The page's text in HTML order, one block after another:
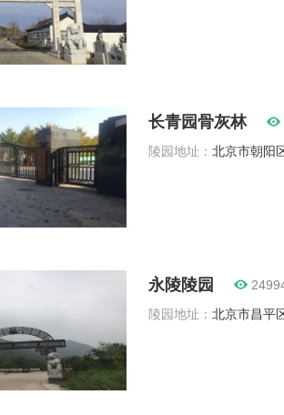
长青园骨灰林
陵园地址： 北京市朝阳
永陵陵园
陵园地址： 北京市昌平